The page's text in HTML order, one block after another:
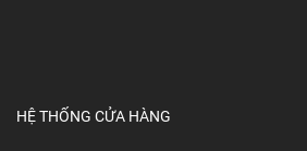
HỆ THỐNG CỬA HÀNG